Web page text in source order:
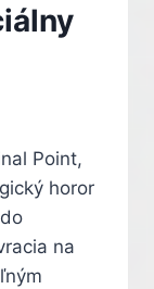
Point,
horor
na